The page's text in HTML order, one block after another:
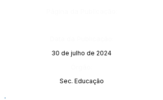
30 de julho de 2024
Sec. Educação